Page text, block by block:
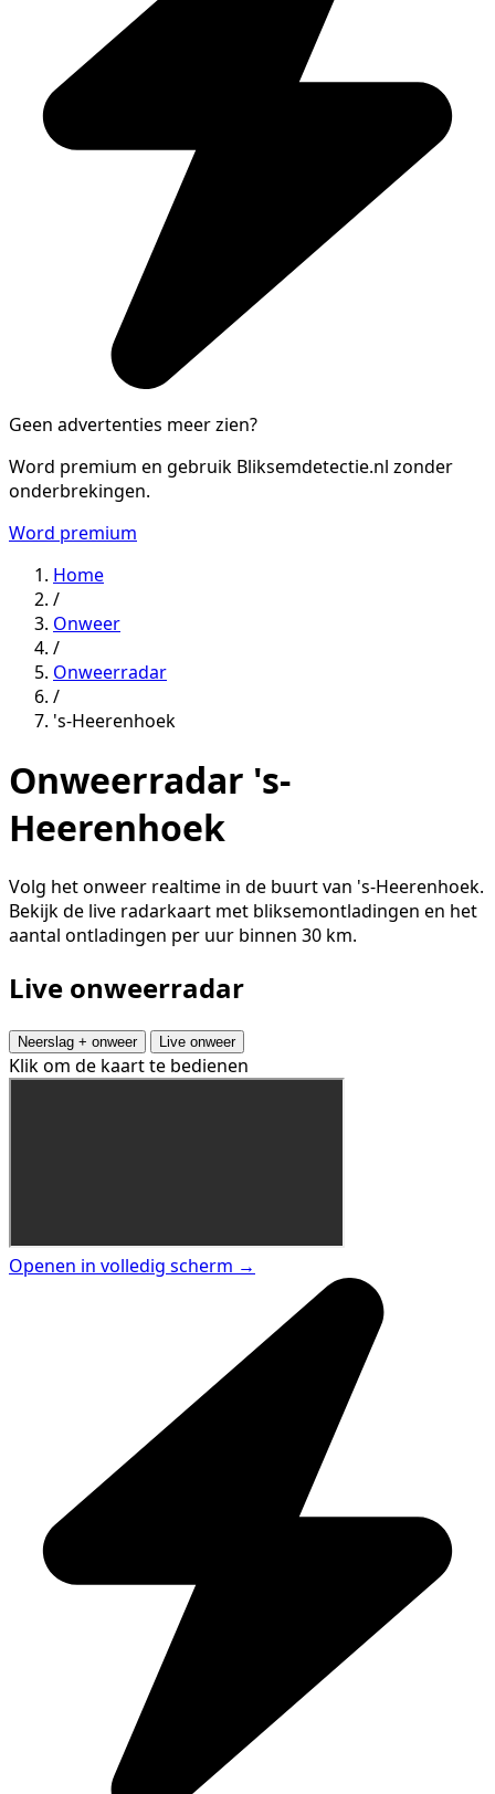
Geen advertenties meer zien?
Word premium en gebruik Bliksemdetectie.nl zonder
onderbrekingen.
Word premium
Home
/
Onweer
/
Onweerradar
/
's-Heerenhoek
Onweerradar 's-
Heerenhoek
Volg het onweer realtime in de buurt van 's-Heerenhoek.
Bekijk de live radarkaart met bliksemontladingen en het
aantal ontladingen per uur binnen 30 km.
Live onweerradar
Neerslag + onweer Live onweer
Klik om de kaart te bedienen
Openen in volledig scherm →